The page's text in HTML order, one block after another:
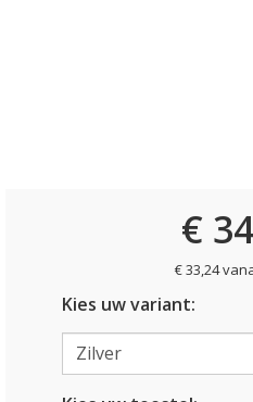
€
€ 33,24
Kies uw variant: